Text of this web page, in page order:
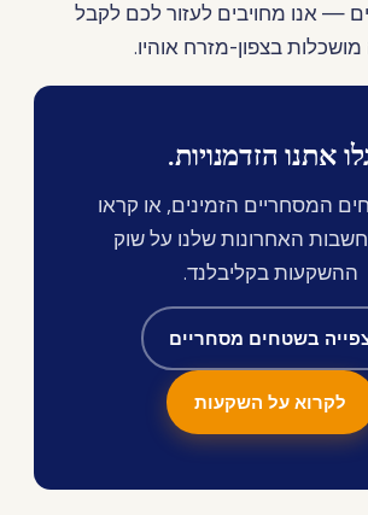
— אנו מחויבים לעזור לכם לקבל
בצפון-מזרח אוהיו.
אתנו הזדמנויות.
המסחריים הזמינים, או קראו
האחרונות שלנו על שוק
ההשקעות בקליבלנד.
בשטחים מסחריים
לקרוא על השקעות